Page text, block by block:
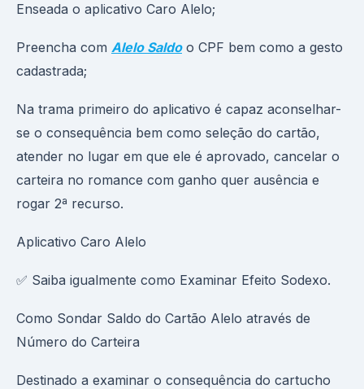
Enseada o aplicativo Caro Alelo;
Preencha com Alelo Saldoo CPF bem como a gesto
cadastrada;
Na trama primeiro do aplicativo é capaz aconselhar-
se o consequência bem como seleção do cartão,
atender no lugar em que ele é aprovado, cancelar o
carteira no romance com ganho quer ausência e
rogar 2ª recurso.
Aplicativo Caro Alelo
✅ Saiba igualmente como Examinar Efeito Sodexo.
Como Sondar Saldo do Cartão Alelo através de
Número do Carteira
Destinado a examinar o consequência do cartucho